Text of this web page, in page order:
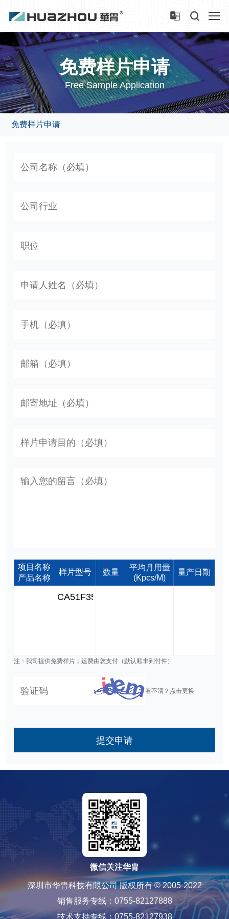
免费样片申请
Free Sample Application
免费样片申请
项目名称
产品名称
样片型号 数量
平均月用量
(Kpcs/M)
量产日期
注：我司提供免费样片，运费由您支付（默认顺丰到付件）
看不清？点击更换
提交申请
微信关注华胄
深圳市华胄科技有限公司 版权所有 © 2005-2022
销售服务专线：0755-82127888
技术支持专线：0755-82127938